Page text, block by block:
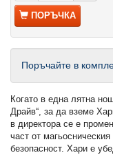
ПОРЪЧКА
Поръчайте в
Когато в една лятна
Драйв“, за да вземе
в директора се е
част от
безопасност. Хари е